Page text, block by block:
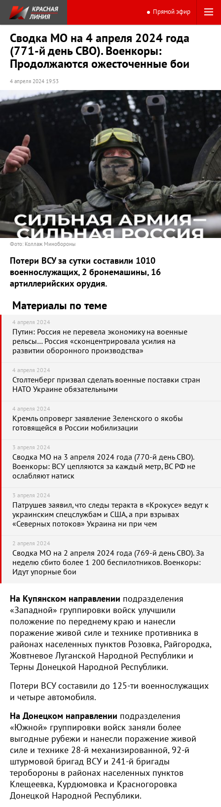
Прямой эфир
Сводка МО на 4 апреля 2024 года
(771-й день СВО). Военкоры:
Продолжаются ожесточенные бои
4 апреля 2024 19:53
Фото: Коллаж Минобороны
Потери ВСУ за сутки составили 1010
военнослужащих, 2 бронемашины, 16
артиллерийских орудия.
Материалы по теме
4 апреля 2024
Путин: Россия не перевела экономику на военные
рельсы… Россия «сконцентрировала усилия на
развитии оборонного производства»
4 апреля 2024
Столтенберг призвал сделать военные поставки стран
НАТО Украине обязательными
4 апреля 2024
Кремль опроверг заявление Зеленского о якобы
готовящейся в России мобилизации
3 апреля 2024
Сводка МО на 3 апреля 2024 года (770-й день СВО).
Военкоры: ВСУ цепляются за каждый метр, ВС РФ не
ослабляют натиск
3 апреля 2024
Патрушев заявил, что следы теракта в «Крокусе» ведут к
украинским спецслужбам и США, а при взрывах
«Северных потоков» Украина ни при чем
2 апреля 2024
Сводка МО на 2 апреля 2024 года (769-й день СВО). За
неделю сбито более 1 200 беспилотников. Военкоры:
Идут упорные бои
На Купянском направлении подразделения
«Западной» группировки войск улучшили
положение по переднему краю и нанесли
поражение живой силе и технике противника в
районах населенных пунктов Розовка, Райгородка,
Жовтневое Луганской Народной Республики и
Терны Донецкой Народной Республики.
Потери ВСУ составили до 125-ти военнослужащих
и четыре автомобиля.
На Донецком направлении подразделения
«Южной» группировки войск заняли более
выгодные рубежи и нанесли поражение живой
силе и технике 28-й механизированной, 92-й
штурмовой бригад ВСУ и 241-й бригады
теробороны в районах населенных пунктов
Клещеевка, Курдюмовка и Красногоровка
Донецкой Народной Республики.